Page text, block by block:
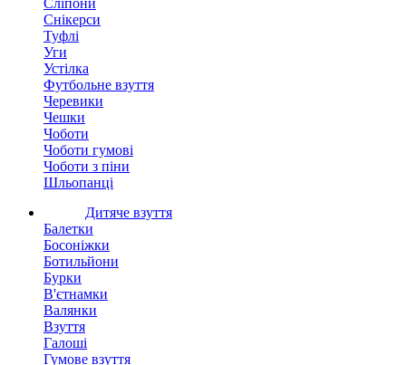
Сліпони
Снікерси
Туфлі
Уги
Устілка
Футбольне взуття
Черевики
Чешки
Чоботи
Чоботи гумові
Чоботи з піни
Шльопанці
Дитяче взуття
Балетки
Босоніжки
Ботильйони
Бурки
В'єтнамки
Валянки
Взуття
Галоші
Гумове взуття